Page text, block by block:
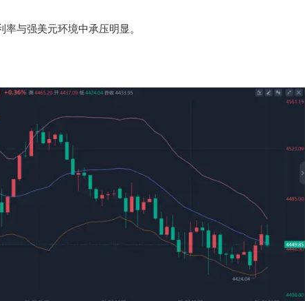
与强美元环境中承压明显。